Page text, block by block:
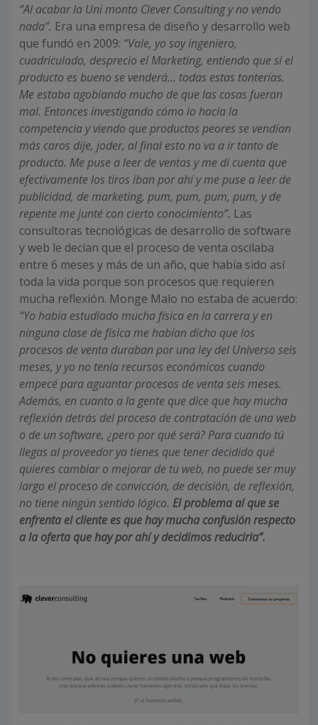
“Al acabar la Uni monto Clever Consulting y no vendo
nada”. Era una empresa de diseño y desarrollo web
que fundó en 2009: “Vale, yo soy ingeniero,
cuadriculado, desprecio el Marketing, entiendo que si el
producto es bueno se venderá… todas estas tonterías.
Me estaba agobiando mucho de que las cosas fueran
mal. Entonces investigando cómo lo hacía la
competencia y viendo que productos peores se vendían
más caros dije, joder, al final esto no va a ir tanto de
producto. Me puse a leer de ventas y me di cuenta que
efectivamente los tiros iban por ahí y me puse a leer de
publicidad, de marketing, pum, pum, pum, pum, y de
repente me junté con cierto conocimiento”. Las
consultoras tecnológicas de desarrollo de software
y web le decían que el proceso de venta oscilaba
entre 6 meses y más de un año, que había sido así
toda la vida porque son procesos que requieren
mucha reflexión. Monge Malo no estaba de acuerdo:
“Yo había estudiado mucha física en la carrera y en
ninguna clase de física me habían dicho que los
procesos de venta duraban por una ley del Universo seis
meses, y yo no tenía recursos económicos cuando
empecé para aguantar procesos de venta seis meses.
Además, en cuanto a la gente que dice que hay mucha
reflexión detrás del proceso de contratación de una web
o de un software, ¿pero por qué será? Para cuando tú
llegas al proveedor ya tienes que tener decidido qué
quieres cambiar o mejorar de tu web, no puede ser muy
largo el proceso de convicción, de decisión, de reflexión,
no tiene ningún sentido lógico. El problema al que se
enfrenta el cliente es que hay mucha confusión respecto
a la oferta que hay por ahí y decidimos reducirla”.